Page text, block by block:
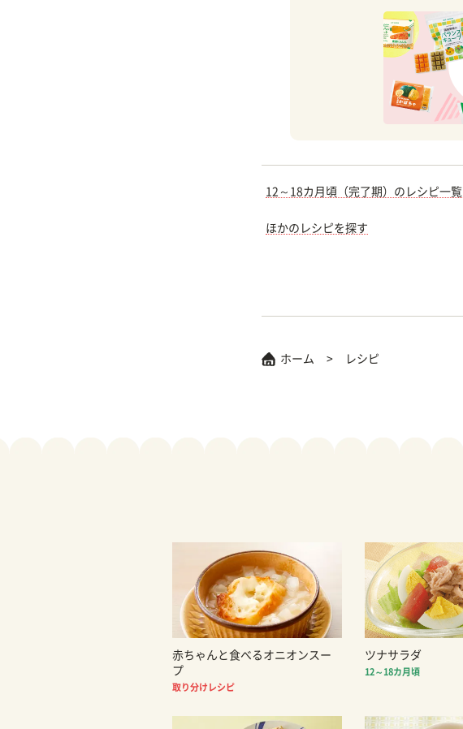
12～18カ月頃（完了期）のレシピ一覧
ほかのレシピを探す
ホーム レシピ
赤ちゃんと食べるオニオンスー
プ
取り分けレシピ
ツナサラダ
12～18カ月頃